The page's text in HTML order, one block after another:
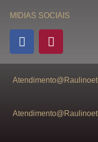
MIDIAS SOCIAIS